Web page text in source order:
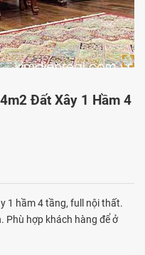
Đất Xây 1 Hầm 4
1 hầm 4 tầng, full nội thất.
Phù hợp khách hàng để ở